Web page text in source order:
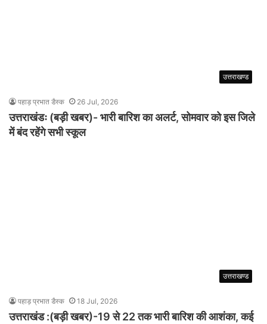
उत्तराखण्ड
पहाड़ प्रभात डैस्क 26 Jul, 2026
उत्तराखंडः (बड़ी खबर)- भारी बारिश का अलर्ट, सोमवार को इस जिले
में बंद रहेंगे सभी स्कूल
उत्तराखण्ड
पहाड़ प्रभात डैस्क 18 Jul, 2026
उत्तराखंड :(बड़ी खबर)-19 से 22 तक भारी बारिश की आशंका, कई